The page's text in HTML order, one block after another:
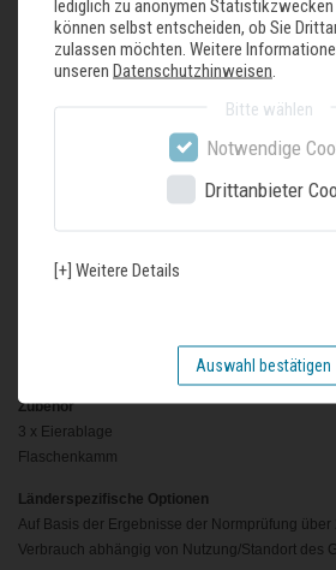
superKühlen
Akustischer Alarm Kühlschranktür
Nutzinhalt Kühlfächer: 136 l
Nischenmaße (H x B x T): 88.0 cm x 56.0 cm x
Zubehör
3 x Eierablage
Flaschenkamm
Länderspezifische Optionen
Auf Basis der Ergebnisse der Normprüfung über
Verbrauch abhängig von Nutzung/Standort des
lediglich zu anonymen
können selbst entscheiden, ob Sie
zulassen möchten. Weitere
unseren Datenschutzhinweisen
Bitte wählen
Notwendige
Drittanbieter
[+] Weitere Details
Auswahl bestätigen